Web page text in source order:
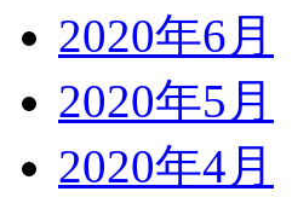
2020年6月
2020年5月
2020年4月